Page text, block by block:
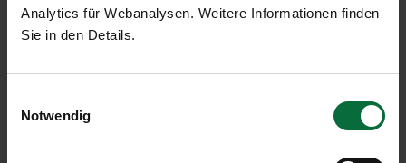
Analytics für Webanalysen. Weitere Informationen finden
Sie in den Details.
Notwendig
Press Releases & News